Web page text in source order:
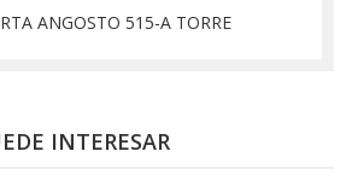
ANGOSTO 515-A TORRE
INTERESAR